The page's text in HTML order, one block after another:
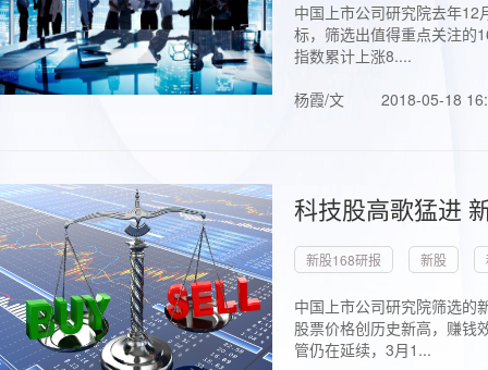
中国上市公司研究院去年
标，筛选出值得重点关注的
指数累计上涨8....
杨霞/文
2018-05-18
科技股高歌猛进
新股168研报 新股
中国上市公司研究院筛选的
股票价格创历史新高，赚钱
管仍在延续，3月1...